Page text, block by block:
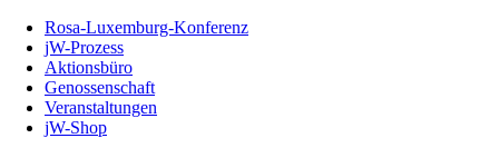
Inhalt
Seite
Rosa-Luxemburg-Konferenz
jW-Prozess
Aktionsbüro
Genossenschaft
Veranstaltungen
jW-Shop